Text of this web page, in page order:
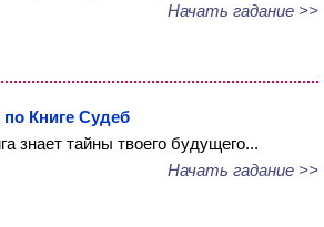
Начать гадание >>
по Книге Судеб
знает тайны твоего будущего...
Начать гадание >>